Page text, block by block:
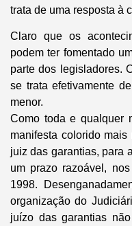
trata de uma resposta à
Claro que os
podem ter fomentado
parte dos legisladores.
se trata efetivamente
menor.
​Como toda e qualquer
manifesta colorido
juiz das garantias, para
um prazo razoável,
1998.
organização do
juízo das garantias